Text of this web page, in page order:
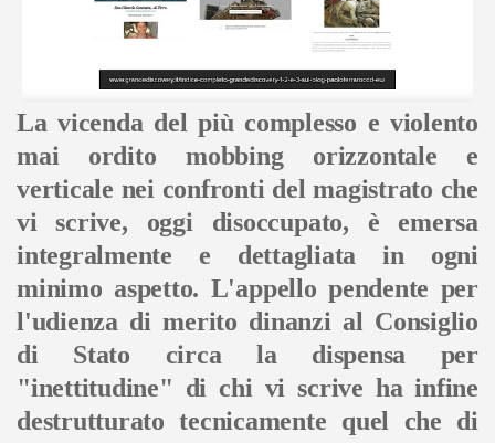
La vicenda del più complesso e violento
mai ordito mobbing orizzontale e
verticale nei confronti del magistrato che
vi scrive, oggi disoccupato, è emersa
integralmente e dettagliata in ogni
minimo aspetto. L'appello pendente per
l'udienza di merito dinanzi al Consiglio
di Stato circa la dispensa per
"inettitudine" di chi vi scrive ha infine
destrutturato tecnicamente quel che di